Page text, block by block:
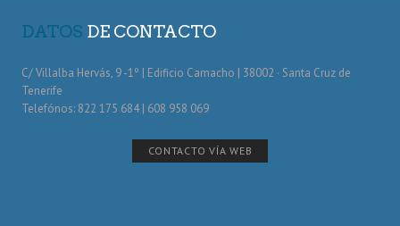
DATOS DE CONTACTO
C/ Villalba Hervás, 9 -1º | Edificio Camacho | 38002 · Santa Cruz de
Tenerife
Telefónos: 822 175 684 | 608 958 069
CONTACTO VÍA WEB